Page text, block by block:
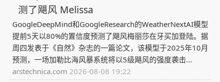
测了飓风 Melissa
GoogleDeepMind和GoogleResearch的WeatherNextAI模型
提前5天以80%的置信度预测了飓风梅丽莎在牙买加登陆。据
周四发表于《自然》杂志的一篇论文，该模型于2025年10月
预测，一场加勒比海风暴系统将以5级飓风的强度袭击...
arstechnica.com 2026-08-08 19:22